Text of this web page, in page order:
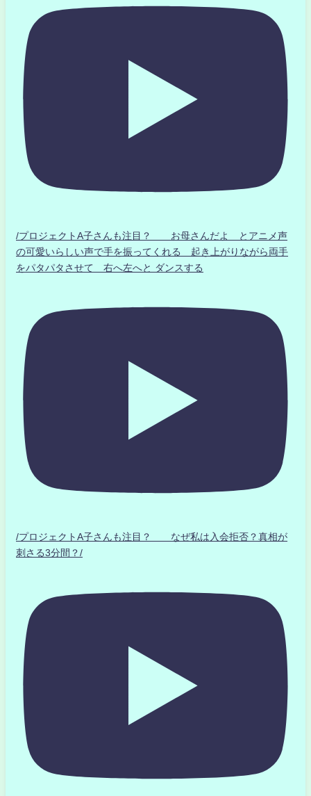
/プロジェクトA子さんも注目？ お母さんだよ とアニメ声
の可愛いらしい声で手を振ってくれる 起き上がりながら両手
をパタパタさせて 右へ左へと ダンスする
/プロジェクトA子さんも注目？ なぜ私は入会拒否？真相が
刺さる3分間？/